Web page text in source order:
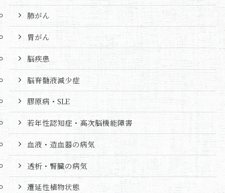
肺がん
胃がん
脳疾患
脳脊髄液減少症
膠原病・SLE
若年性認知症・高次脳機能障害
血液・造血器の病気
透析・腎臓の病気
遷延性植物状態